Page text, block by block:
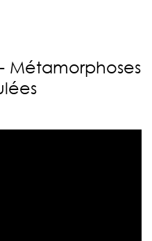
Métamorphoses